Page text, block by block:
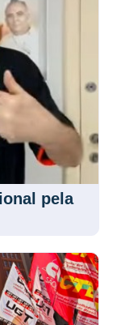
pela